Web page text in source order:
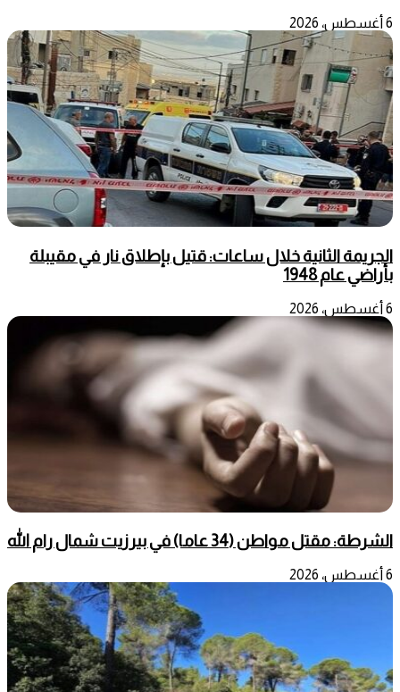
6 أغسطس، 2026
الجريمة الثانية خلال ساعات: قتيل بإطلاق نار في مقيبلة
بأراضي عام 1948
6 أغسطس، 2026
الشرطة: مقتل مواطن (34 عاما) في بيرزيت شمال رام الله
6 أغسطس، 2026